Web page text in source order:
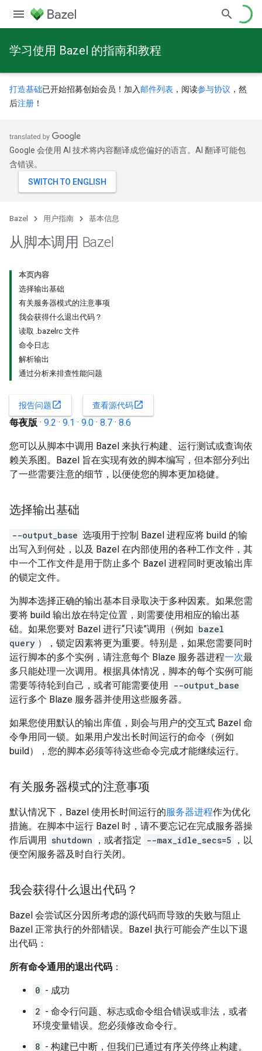
学习使用 Bazel 的指南和教程
打造基础已开始招募创始会员！加入 邮件列表 ，阅读参与协议 ，然
后注册 ！
Google 会使用 AI 技术将内容翻译成您偏好的语言。AI 翻译可能包
含错误。
Bazel 用户指南 基本信息
从脚本调用 Bazel
本页内容
选择输出基础
有关服务器模式的注意事项
我会获得什么退出代码？
读取 .bazelrc 文件
命令日志
解析输出
通过分析来排查性能问题
报告问题open_in_new 查看源代码open_in_new
每夜版 · 9.2 · 9.1 · 9.0 · 8.7 · 8.6
您可以从脚本中调用 Bazel 来执行构建、运行测试或查询依
赖关系图。Bazel 旨在实现有效的脚本编写，但本部分列出
了一些需要注意的细节，以便使您的脚本更加稳健。
选择输出基础
--output_base 选项用于控制 Bazel 进程应将 build 的输
出写入到何处，以及 Bazel 在内部使用的各种工作文件，其
中一个工作文件是用于防止多个 Bazel 进程同时更改输出库
的锁定文件。
为脚本选择正确的输出基本目录取决于多种因素。如果您需
要将 build 输出放在特定位置，则需要使用相应的输出基
础。如果您要对 Bazel 进行“只读”调用（例如 bazel
query ），锁定因素将更为重要。特别是，如果您需要同时
运行脚本的多个实例，请注意每个 Blaze 服务器进程一次最
多只能处理一次调用。根据具体情况，脚本的每个实例可能
需要等待轮到自己，或者可能需要使用 --output_base
运行多个 Blaze 服务器并使用这些服务器。
如果您使用默认的输出库值，则会与用户的交互式 Bazel 命
令争用同一锁。如果用户发出长时间运行的命令（例如
build），您的脚本必须等待这些命令完成才能继续运行。
有关服务器模式的注意事项
默认情况下，Bazel 使用长时间运行的服务器进程作为优化
措施。在脚本中运行 Bazel 时，请不要忘记在完成服务器操
作后调用 shutdown ，或者指定 --max_idle_secs=5
，以
便空闲服务器及时自行关闭。
我会获得什么退出代码？
Bazel 会尝试区分因所考虑的源代码而导致的失败与阻止
Bazel 正常执行的外部错误。Bazel 执行可能会产生以下退
出代码：
所有命令通用的退出代码 ：
0 - 成功
2 - 命令行问题、标志或命令组合错误或非法，或者
环境变量错误。您必须修改命令行。
8 - 构建已中断，但我们已通过有序关停终止构建。